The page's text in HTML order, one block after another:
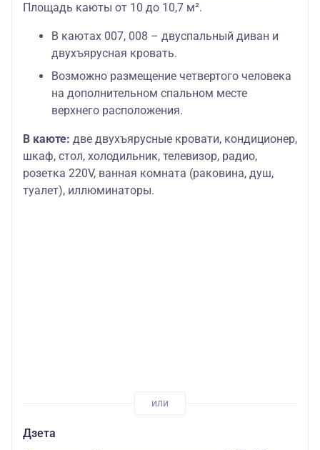
Площадь каюты от 10 до 10,7 м².
В каютах 007, 008 – двуспальный диван и
двухъярусная кровать.
Возможно размещение четвертого человека
на дополнительном спальном месте
верхнего расположения.
В каюте: две двухъярусные кровати, кондиционер,
шкаф, стол, холодильник, телевизор, радио,
розетка 220V, ванная комната (раковина, душ,
туалет), иллюминаторы.
Дзета